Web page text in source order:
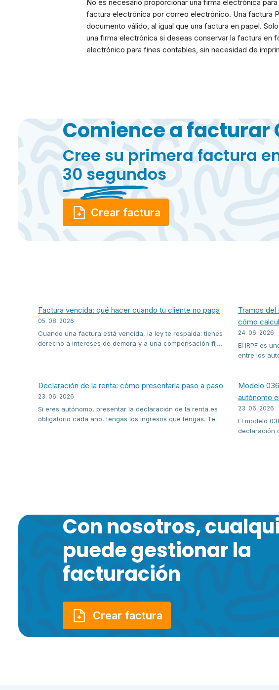
No es necesario proporcionar una firma electrónica para
factura electrónica por correo electrónico. Una factura
documento válido, al igual que una factura en papel.
una firma electrónica si deseas conservar la factura en
electrónico para fines contables, sin necesidad de
Comience a facturar
Cree su primera factura
30 segundos
Crear factura
Factura vencida: qué hacer cuando tu cliente no paga
05. 08. 2026
Cuando una factura está vencida, la ley te respalda: tienes
derecho a intereses de demora y a una compensación fija
directamente en FactuuraEnLinea.
Tramos del
cómo
24. 06. 2026
El IRPF es
entre los
con
Declaración de la renta: cómo presentarla paso a paso
23. 06. 2026
Si eres autónomo, presentar la declaración de la renta es
obligatorio cada año, tengas los ingresos que tengas. Te
Modelo
autónomo
23. 06. 2026
El modelo
declaración
Con nosotros,
puede gestionar la
facturación
Crear factura